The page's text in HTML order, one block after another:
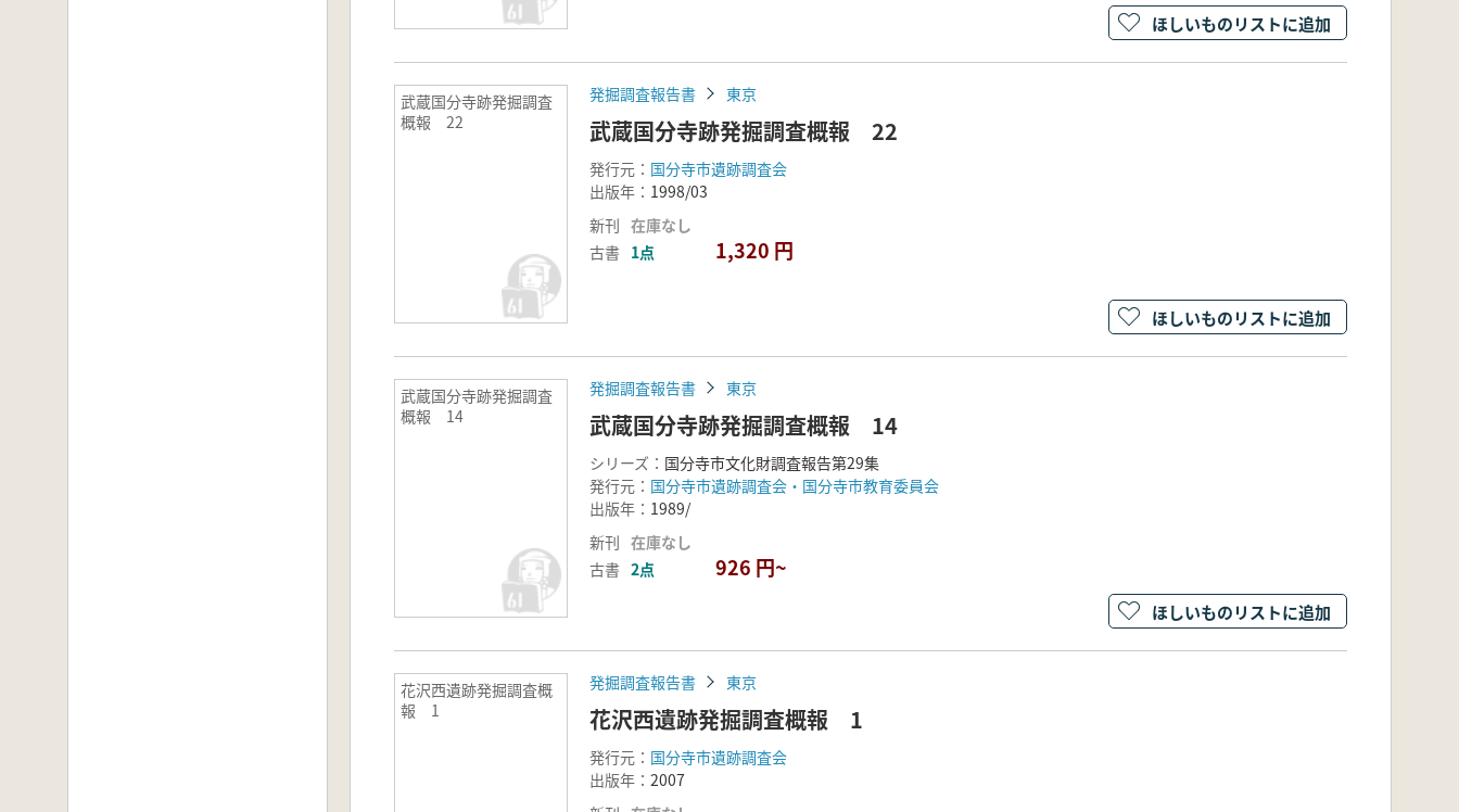
ほしいものリストに追加
武蔵国分寺跡発掘調査
概報 22
発掘調査報告書 東京
武蔵国分寺跡発掘調査概報 22
発行元： 国分寺市遺跡調査会
出版年： 1998/03
新刊 在庫なし
古書 1点 1,320 円
ほしいものリストに追加
武蔵国分寺跡発掘調査
概報 14
発掘調査報告書 東京
武蔵国分寺跡発掘調査概報 14
シリーズ： 国分寺市文化財調査報告第29集
発行元： 国分寺市遺跡調査会・国分寺市教育委員会
出版年： 1989/
新刊 在庫なし
古書 2点 926 円~
ほしいものリストに追加
花沢西遺跡発掘調査概
報 1
発掘調査報告書 東京
花沢西遺跡発掘調査概報 1
発行元： 国分寺市遺跡調査会
出版年： 2007